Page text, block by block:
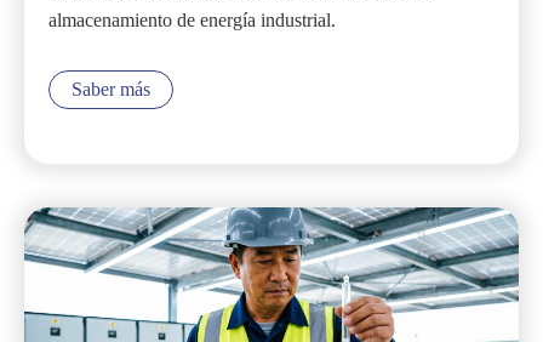
almacenamiento de energía industrial.
Saber más